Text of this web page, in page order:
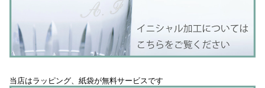
当店はラッピング、紙袋が無料サービスです